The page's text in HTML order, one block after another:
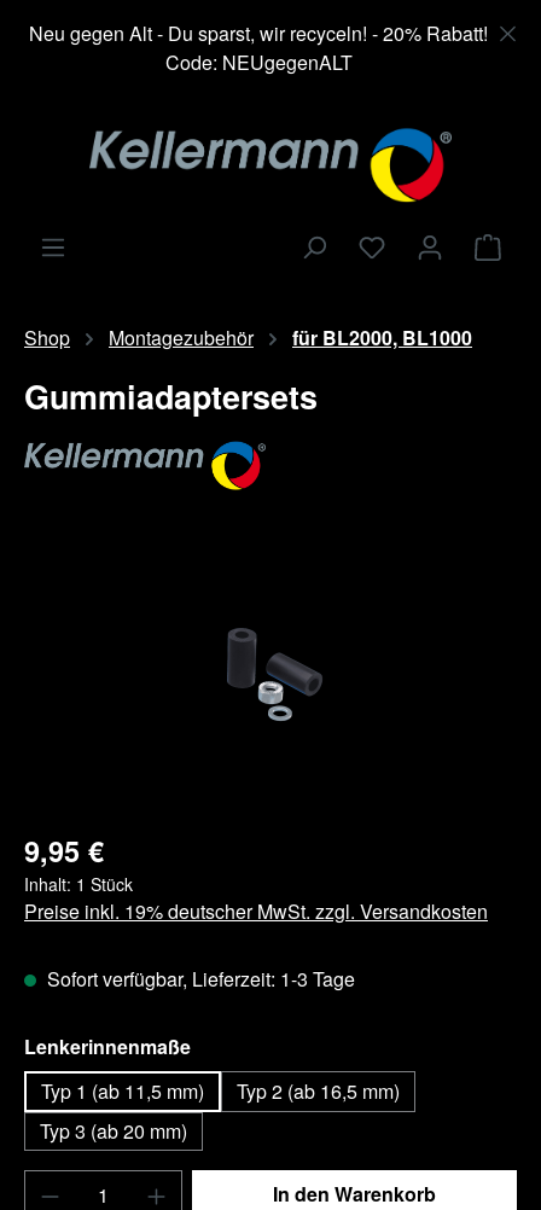
springen
Neu gegen Alt - Du sparst, wir recyceln! - 20% Rabatt!
Code: NEUgegenALT
Shop Montagezubehör für BL2000, BL1000
Gummiadaptersets
9,95 €
Inhalt: 1 Stück
Preise inkl. 19% deutscher MwSt. zzgl. Versandkosten
Sofort verfügbar, Lieferzeit: 1-3 Tage
Lenkerinnenmaßeauswählen
Typ 1 (ab 11,5 mm)
Typ 2 (ab 16,5 mm)
Typ 3 (ab 20 mm)
Produkt Anzahl: Gib den gewünschten
In den Warenkorb